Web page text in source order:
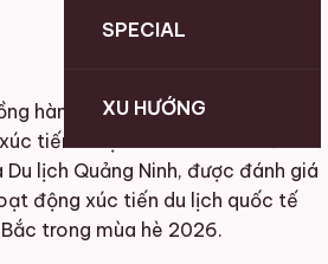
SPECIAL
XU HƯỚNG
hành của Sở Du lịch Hà Nội,
tiến Du lịch Ninh Bình và Sở
lịch Quảng Ninh, được đánh giá
động xúc tiến du lịch quốc tế
trong mùa hè 2026.